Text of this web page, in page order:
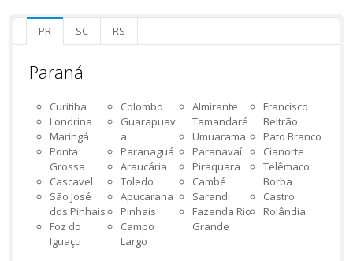
PR SC RS
Paraná
Curitiba
Londrina
Maringá
Ponta
Grossa
Cascavel
São José
dos Pinhais
Foz do
Iguaçu
Colombo
Guarapuav
a
Paranaguá
Araucária
Toledo
Apucarana
Pinhais
Campo
Largo
Almirante
Tamandaré
Umuarama
Paranavaí
Piraquara
Cambé
Sarandi
Fazenda Rio
Grande
Francisco
Beltrão
Pato Branco
Cianorte
Telêmaco
Borba
Castro
Rolândia